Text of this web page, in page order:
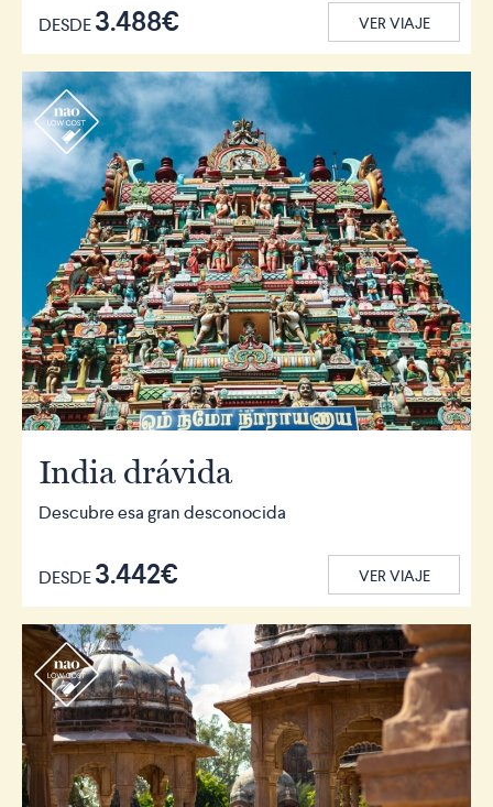
DESDE3.488€ VER VIAJE
r
India drávida
Descubre esa gran desconocida
DESDE3.442€ VER VIAJE
r